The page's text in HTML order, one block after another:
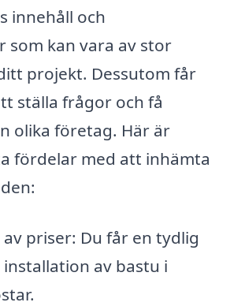
innehåll och
som kan vara av stor
projekt. Dessutom får
ställa frågor och få
olika företag. Här är
fördelar med att inhämta
av priser: Du får en tydlig
installation av bastu i